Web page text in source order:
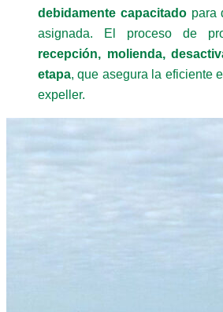
debidamente capacitadopara
asignada. El proceso de
recepción, molienda,
etapa, que asegura la eficiente
expeller.